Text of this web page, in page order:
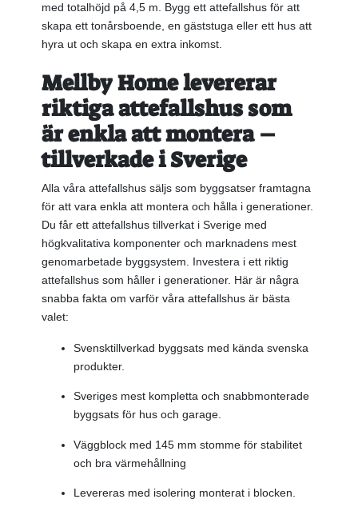
med totalhöjd på 4,5 m. Bygg ett attefallshus för att
skapa ett tonårsboende, en gäststuga eller ett hus att
hyra ut och skapa en extra inkomst.
Mellby Home levererar
riktiga attefallshus som
är enkla att montera –
tillverkade i Sverige
Alla våra attefallshus säljs som byggsatser framtagna
för att vara enkla att montera och hålla i generationer.
Du får ett attefallshus tillverkat i Sverige med
högkvalitativa komponenter och marknadens mest
genomarbetade byggsystem. Investera i ett riktig
attefallshus som håller i generationer. Här är några
snabba fakta om varför våra attefallshus är bästa
valet:
Svensktillverkad byggsats med kända svenska
produkter.
Sveriges mest kompletta och snabbmonterade
byggsats för hus och garage.
Väggblock med 145 mm stomme för stabilitet
och bra värmehållning
Levereras med isolering monterat i blocken.